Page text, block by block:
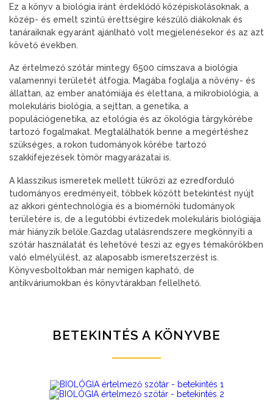
Ez a könyv a biológia iránt érdeklődő középiskolásoknak, a
közép- és emelt szintű érettségire készülő diákoknak és
tanáraiknak egyaránt ajánlható volt megjelenésekor és az azt
követő években.
Az értelmező szótár mintegy 6500 címszava a biológia
valamennyi területét átfogja. Magába foglalja a növény- és
állattan, az ember anatómiája és élettana, a mikrobiológia, a
molekuláris biológia, a sejttan, a genetika, a
populációgenetika, az etológia és az ökológia tárgykörébe
tartozó fogalmakat. Megtalálhatók benne a megértéshez
szükséges, a rokon tudományok körébe tartozó
szakkifejezések tömör magyarázatai is.
A klasszikus ismeretek mellett tükrözi az ezredforduló
tudományos eredményeit, többek között betekintést nyújt
az akkori géntechnológia és a biomérnöki tudományok
területére is, de a legutóbbi évtizedek molekuláris biológiája
már hiányzik belőle.Gazdag utalásrendszere megkönnyíti a
szótár használatát és lehetővé teszi az egyes témakörökben
való elmélyülést, az alaposabb ismeretszerzést is.
Könyvesboltokban már nemigen kapható, de
antikváriumokban és könyvtárakban fellelhető.
BETEKINTÉS A KÖNYVBE